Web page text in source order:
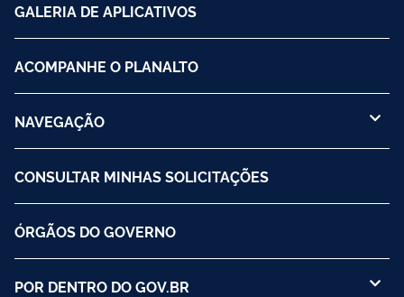
GALERIA DE APLICATIVOS
ACOMPANHE O PLANALTO
NAVEGAÇÃO
CONSULTAR MINHAS SOLICITAÇÕES
ÓRGÃOS DO GOVERNO
POR DENTRO DO GOV.BR